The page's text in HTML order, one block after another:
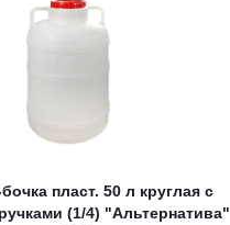
пласт. 50 л круглая с
(1/4) "Альтернатива"